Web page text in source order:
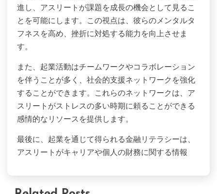
進し、アスリートが課題を成長の機会として見るこ
とを可能にします。この視点は、彼らのメンタルタ
フネスを高め、挫折に対処する能力を向上させま
す。
また、起業活動はチームワークやコラボレーション
を伴うことが多く、社会的支援ネットワークを強化
することができます。これらのネットワークは、ア
スリートがストレスの多い時期に頼ることができる
感情的なリソースを提供します。
最後に、起業を通じて得られる金融リテラシーは、
アスリートがキャリアや個人の財務に関する情報